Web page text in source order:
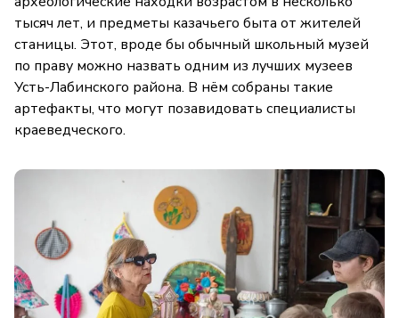
тысяч лет, и предметы казачьего быта от жителей
станицы. Этот, вроде бы обычный школьный музей
по праву можно назвать одним из лучших музеев
Усть-Лабинского района. В нём собраны такие
артефакты, что могут позавидовать специалисты
краеведческого.